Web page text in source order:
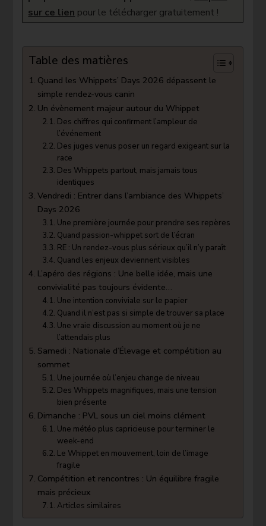
sur ce lien pour le télécharger gratuitement !
Table des matières
Quand les Whippets’ Days 2026 dépassent le
simple rendez-vous canin
Un évènement majeur autour du Whippet
Des chiffres qui confirment l’ampleur de
l’événement
Des juges venus poser un regard exigeant sur la
race
Des Whippets partout, mais jamais tous
identiques
Vendredi : Entrer dans l’ambiance des Whippets’
Days 2026
Une première journée pour prendre ses repères
Quand passion-whippet sort de l’écran
RE : Un rendez-vous plus sérieux qu’il n’y paraît
Quand les enjeux deviennent visibles
L’apéro des régions : Une belle idée, mais une
convivialité pas toujours évidente…
Une intention conviviale sur le papier
Quand il n’est pas si simple de trouver sa place
Une vraie discussion au moment où je ne
l’attendais plus
Samedi : Nationale d’Élevage et compétition au
sommet
Une journée où l’enjeu change de niveau
Des Whippets magnifiques, mais une tension
bien présente
Dimanche : PVL sous un ciel moins clément
Une météo plus capricieuse pour terminer le
week-end
Le Whippet en mouvement, loin de l’image
fragile
Compétition et rencontres : Un équilibre fragile
mais précieux
Articles similaires